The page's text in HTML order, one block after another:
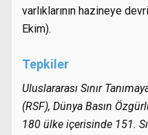
varlıklarının hazineye
Ekim).
Tepkiler
Uluslararası Sınır
(RSF), Dünya Basın
180 ülke içerisinde 151.